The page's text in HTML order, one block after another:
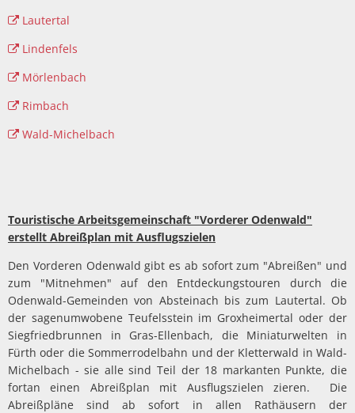
Lautertal
Lindenfels
Mörlenbach
Rimbach
Wald-Michelbach
Touristische Arbeitsgemeinschaft "Vorderer Odenwald"
erstellt Abreißplan mit Ausflugszielen
Den Vorderen Odenwald gibt es ab sofort zum "Abreißen" und
zum "Mitnehmen" auf den Entdeckungstouren durch die
Odenwald-Gemeinden von Absteinach bis zum Lautertal. Ob
der sagenumwobene Teufelsstein im Groxheimertal oder der
Siegfriedbrunnen in Gras-Ellenbach, die Miniaturwelten in
Fürth oder die Sommerrodelbahn und der Kletterwald in Wald-
Michelbach - sie alle sind Teil der 18 markanten Punkte, die
fortan einen Abreißplan mit Ausflugszielen zieren. Die
Abreißpläne sind ab sofort in allen Rathäusern der